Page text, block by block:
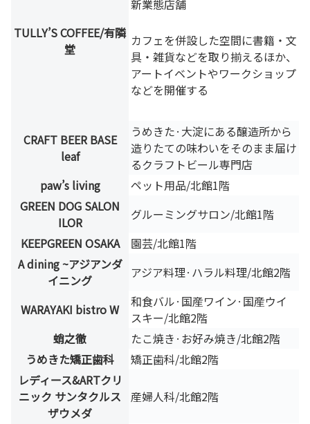
TULLY’S COFFEE/有隣
堂
新業態店舗
カフェを併設した空間に書籍・文
具・雑貨などを取り揃えるほか、
アートイベントやワークショップ
などを開催する
CRAFT BEER BASE
leaf
うめきた·大淀にある醸造所から
造りたての味わいをそのまま届け
るクラフトビール専門店
paw’s living
ペット用品/北館1階
GREEN DOG SALON
ILOR
グルーミングサロン/北館1階
KEEPGREEN OSAKA
園芸/北館1階
A dining ~アジアンダ
イニング
アジア料理·ハラル料理/北館2階
WARAYAKI bistro W
和食バル·国産ワイン·国産ウイ
スキー/北館2階
蛸之徹
たこ焼き·お好み焼き/北館2階
うめきた矯正歯科
矯正歯科/北館2階
レディース&ARTクリ
ニック サンタクルス
ザウメダ
産婦人科/北館2階